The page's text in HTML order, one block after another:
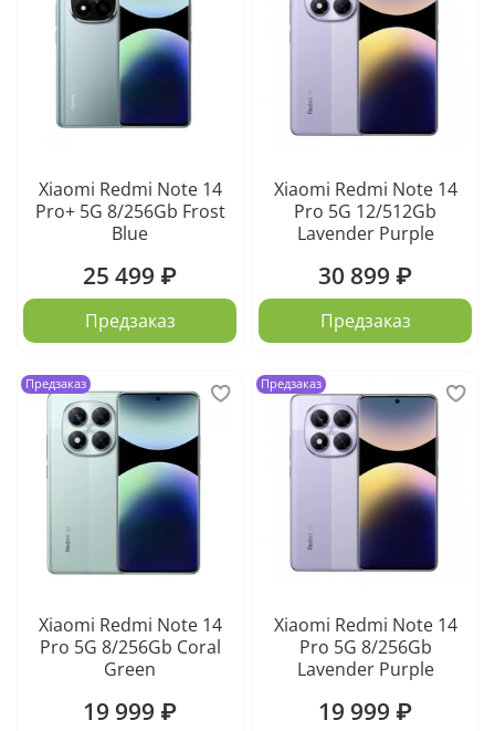
Xiaomi Redmi Note 14
Pro+ 5G 8/256Gb Frost
Blue
25 499 ₽
Предзаказ
Xiaomi Redmi Note 14
Pro 5G 12/512Gb
Lavender Purple
30 899 ₽
Предзаказ
Предзаказ
Xiaomi Redmi Note 14
Pro 5G 8/256Gb Coral
Green
19 999 ₽
Предзаказ
Xiaomi Redmi Note 14
Pro 5G 8/256Gb
Lavender Purple
19 999 ₽